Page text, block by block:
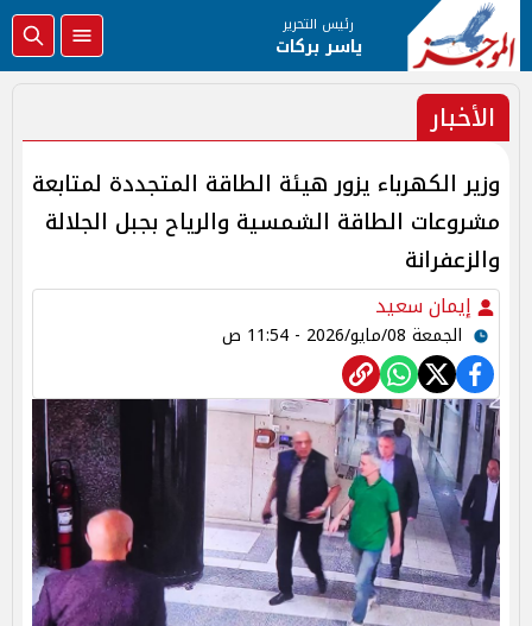
رئيس التحرير
ياسر بركات
الأخبار
وزير الكهرباء يزور هيئة الطاقة المتجددة لمتابعة
مشروعات الطاقة الشمسية والرياح بجبل الجلالة
والزعفرانة
إيمان سعيد
الجمعة 08/مايو/2026 - 11:54 ص